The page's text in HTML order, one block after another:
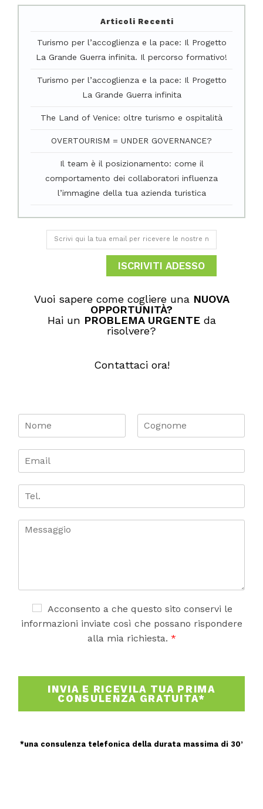
Articoli Recenti
Turismo per l’accoglienza e la pace: Il Progetto
La Grande Guerra infinita. Il percorso formativo!
Turismo per l’accoglienza e la pace: Il Progetto
La Grande Guerra infinita
The Land of Venice: oltre turismo e ospitalità
OVERTOURISM = UNDER GOVERNANCE?
Il team è il posizionamento: come il
comportamento dei collaboratori influenza
l’immagine della tua azienda turistica
ISCRIVITI ADESSO
Vuoi sapere come cogliere unaNUOVA
OPPORTUNITÀ​?
Hai un PROBLEMA URGENTEda
risolvere?
Contattaci ora!
N
eo
o
m
E
m
iT
.C
o
m
a
i
c
c
a
o
G
Acconsento a che questo sito conservi le
informazioni inviate così che possano rispondere
alla mia richiesta. *
INVIA E RICEVILA TUA PRIMA
CONSULENZA GRATUITA*
*una consulenza telefonica della durata massima di 30’